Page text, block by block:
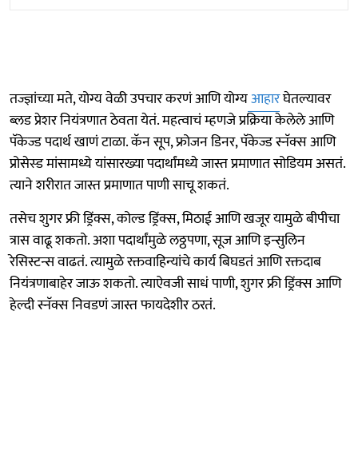
तज्ज्ञांच्या मते, योग्य वेळी उपचार करणं आणि योग्यआहारघेतल्यावर
ब्लड प्रेशर नियंत्रणात ठेवता येतं. महत्वाचं म्हणजे प्रक्रिया केलेले आणि
पॅकेज्ड पदार्थ खाणं टाळा. कॅन सूप, फ्रोजन डिनर, पॅकेज्ड स्नॅक्स आणि
प्रोसेस्ड मांसामध्ये यांसारख्या पदार्थांमध्ये जास्त प्रमाणात सोडियम असतं.
त्याने शरीरात जास्त प्रमाणात पाणी साचू शकतं.
तसेच शुगर फ्री ड्रिंक्स, कोल्ड ड्रिंक्स, मिठाई आणि खजूर यामुळे बीपीचा
त्रास वाढू शकतो. अशा पदार्थांमुळे लठ्ठपणा, सूज आणि इन्सुलिन
रेसिस्टन्स वाढतं. त्यामुळे रक्तवाहिन्यांचे कार्य बिघडतं आणि रक्तदाब
नियंत्रणाबाहेर जाऊ शकतो. त्याऐवजी साधं पाणी, शुगर फ्री ड्रिंक्स आणि
हेल्दी स्नॅक्स निवडणं जास्त फायदेशीर ठरतं.